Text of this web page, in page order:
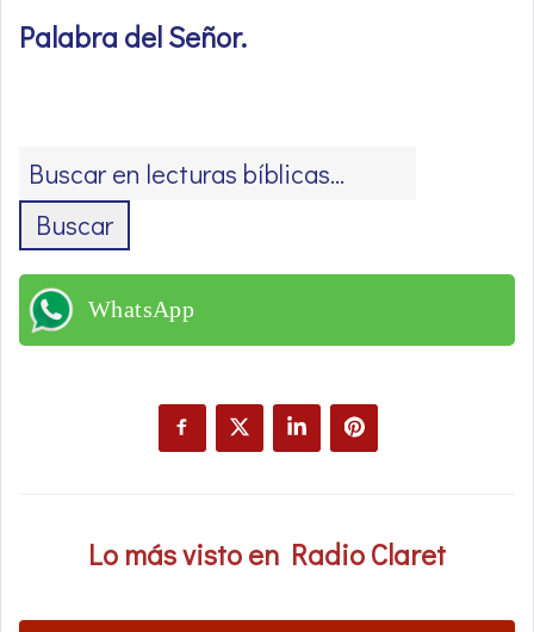
Palabra del Señor.
Buscar
WhatsApp
Lo más visto en Radio Claret